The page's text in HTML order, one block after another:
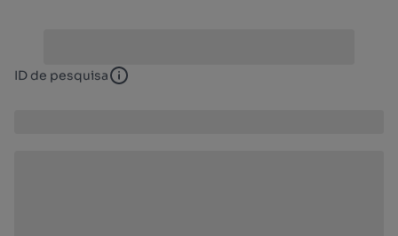
ID de pesquisa ID de pesquisa